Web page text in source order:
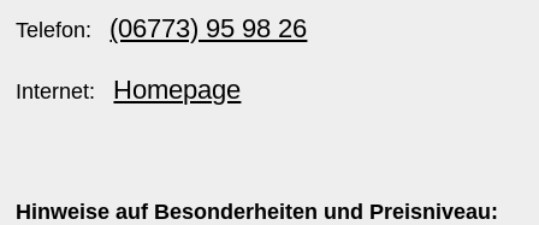
Telefon: (06773) 95 98 26
Internet: Homepage
Hinweise auf Besonderheiten und Preisniveau: